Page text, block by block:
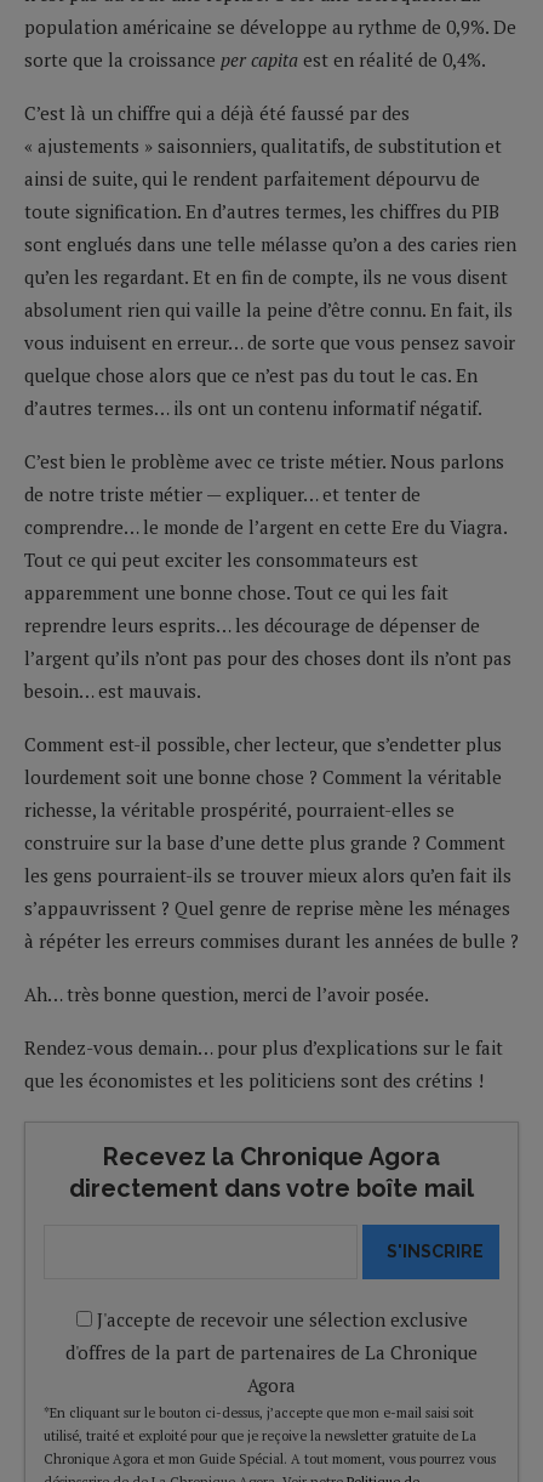
population américaine se développe au rythme de 0,9%. De
sorte que la croissance per capita est en réalité de 0,4%.
C’est là un chiffre qui a déjà été faussé par des
« ajustements » saisonniers, qualitatifs, de substitution et
ainsi de suite, qui le rendent parfaitement dépourvu de
toute signification. En d’autres termes, les chiffres du PIB
sont englués dans une telle mélasse qu’on a des caries rien
qu’en les regardant. Et en fin de compte, ils ne vous disent
absolument rien qui vaille la peine d’être connu. En fait, ils
vous induisent en erreur… de sorte que vous pensez savoir
quelque chose alors que ce n’est pas du tout le cas. En
d’autres termes… ils ont un contenu informatif négatif.
C’est bien le problème avec ce triste métier. Nous parlons
de notre triste métier — expliquer… et tenter de
comprendre… le monde de l’argent en cette Ere du Viagra.
Tout ce qui peut exciter les consommateurs est
apparemment une bonne chose. Tout ce qui les fait
reprendre leurs esprits… les décourage de dépenser de
l’argent qu’ils n’ont pas pour des choses dont ils n’ont pas
besoin… est mauvais.
Comment est-il possible, cher lecteur, que s’endetter plus
lourdement soit une bonne chose ? Comment la véritable
richesse, la véritable prospérité, pourraient-elles se
construire sur la base d’une dette plus grande ? Comment
les gens pourraient-ils se trouver mieux alors qu’en fait ils
s’appauvrissent ? Quel genre de reprise mène les ménages
à répéter les erreurs commises durant les années de bulle ?
Ah… très bonne question, merci de l’avoir posée.
Rendez-vous demain… pour plus d’explications sur le fait
que les économistes et les politiciens sont des crétins !
Recevez la Chronique Agora
directement dans votre boîte mail
S'INSCRIRE
J'accepte de recevoir une sélection exclusive
d'offres de la part de partenaires de La Chronique
Agora
*En cliquant sur le bouton ci-dessus, j’accepte que mon e-mail saisi soit
utilisé, traité et exploité pour que je reçoive la newsletter gratuite de La
Chronique Agora et mon Guide Spécial. A tout moment, vous pourrez vous